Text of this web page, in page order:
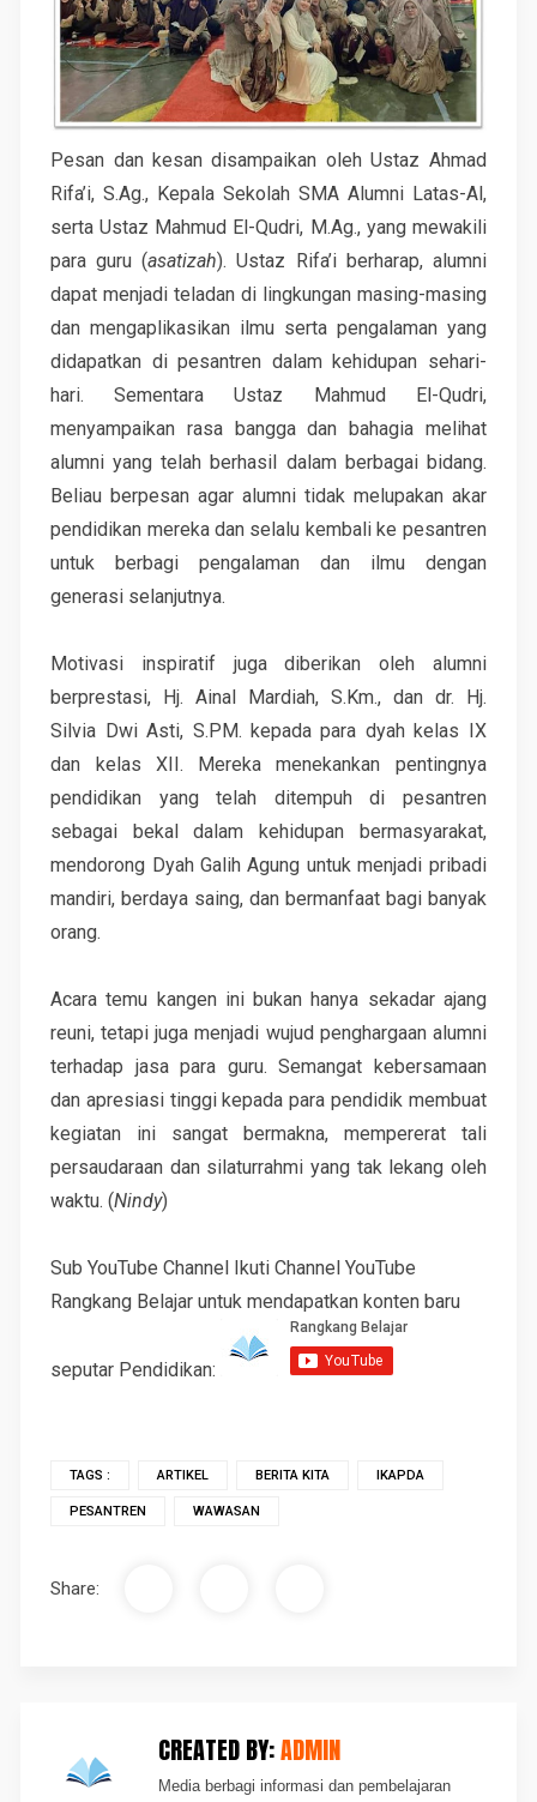
Pesan dan kesan disampaikan oleh Ustaz Ahmad
Rifa’i, S.Ag., Kepala Sekolah SMA Alumni Latas-Al,
serta Ustaz Mahmud El-Qudri, M.Ag., yang mewakili
para guru (asatizah). Ustaz Rifa’i berharap, alumni
dapat menjadi teladan di lingkungan masing-masing
dan mengaplikasikan ilmu serta pengalaman yang
didapatkan di pesantren dalam kehidupan sehari-
hari. Sementara Ustaz Mahmud El-Qudri,
menyampaikan rasa bangga dan bahagia melihat
alumni yang telah berhasil dalam berbagai bidang.
Beliau berpesan agar alumni tidak melupakan akar
pendidikan mereka dan selalu kembali ke pesantren
untuk berbagi pengalaman dan ilmu dengan
generasi selanjutnya.
Motivasi inspiratif juga diberikan oleh alumni
berprestasi, Hj. Ainal Mardiah, S.Km., dan dr. Hj.
Silvia Dwi Asti, S.PM. kepada para dyah kelas IX
dan kelas XII. Mereka menekankan pentingnya
pendidikan yang telah ditempuh di pesantren
sebagai bekal dalam kehidupan bermasyarakat,
mendorong Dyah Galih Agung untuk menjadi pribadi
mandiri, berdaya saing, dan bermanfaat bagi banyak
orang.
Acara temu kangen ini bukan hanya sekadar ajang
reuni, tetapi juga menjadi wujud penghargaan alumni
terhadap jasa para guru. Semangat kebersamaan
dan apresiasi tinggi kepada para pendidik membuat
kegiatan ini sangat bermakna, mempererat tali
persaudaraan dan silaturrahmi yang tak lekang oleh
waktu. (Nindy)
Sub YouTube Channel Ikuti Channel YouTube
Rangkang Belajar untuk mendapatkan konten baru
seputar Pendidikan:
TAGS : ARTIKEL BERITA KITA IKAPDA
PESANTREN WAWASAN
Share:
CREATED BY:ADMIN
Media berbagi informasi dan pembelajaran